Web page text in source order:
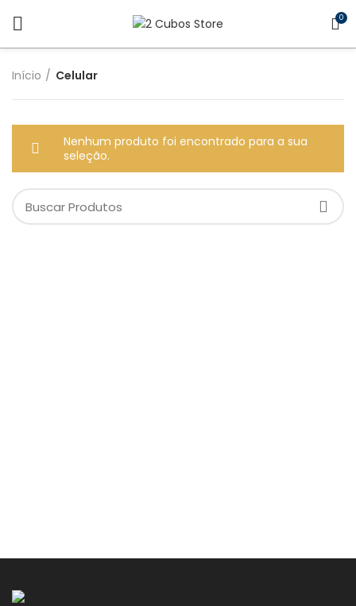
0
Início Celular
Nenhum produto foi encontrado para a sua
seleção.